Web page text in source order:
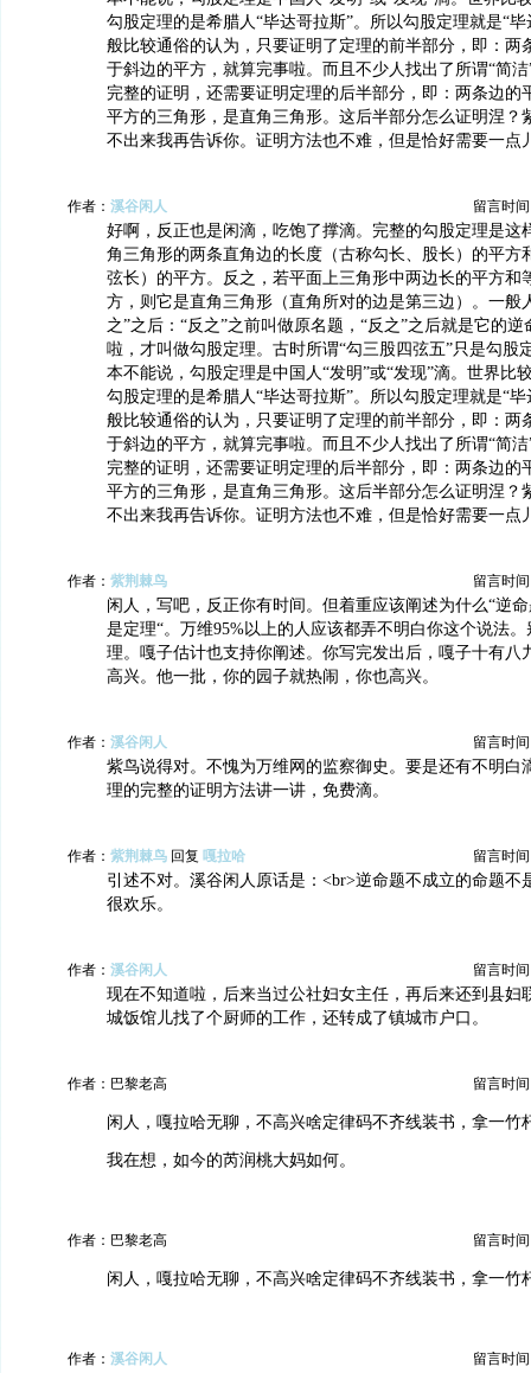
勾股定理的是希腊人“毕达哥拉斯”。所以勾股定理就是“
般比较通俗的认为，只要证明了定理的前半部分，即：两
于斜边的平方，就算完事啦。而且不少人找出了所谓“简
完整的证明，还需要证明定理的后半部分，即：两条边的
平方的三角形，是直角三角形。这后半部分怎么证明涅？
不出来我再告诉你。证明方法也不难，但是恰好需要一点
作者： 溪谷闲人 留言时间
好啊，反正也是闲滴，吃饱了撑滴。完整的勾股定理是这
角三角形的两条直角边的长度（古称勾长、股长）的平方
弦长）的平方。反之，若平面上三角形中两边长的平方和
方，则它是直角三角形（直角所对的边是第三边）。一般
之”之后：“反之”之前叫做原名题，“反之”之后就是它的
啦，才叫做勾股定理。古时所谓“勾三股四弦五”只是勾股
本不能说，勾股定理是中国人“发明”或“发现”滴。世界比
勾股定理的是希腊人“毕达哥拉斯”。所以勾股定理就是“
般比较通俗的认为，只要证明了定理的前半部分，即：两
于斜边的平方，就算完事啦。而且不少人找出了所谓“简
完整的证明，还需要证明定理的后半部分，即：两条边的
平方的三角形，是直角三角形。这后半部分怎么证明涅？
不出来我再告诉你。证明方法也不难，但是恰好需要一点
作者： 紫荆棘鸟 留言时间
闲人，写吧，反正你有时间。但着重应该阐述为什么“逆
是定理“。万维95%以上的人应该都弄不明白你这个说法
理。嘎子估计也支持你阐述。你写完发出后，嘎子十有八
高兴。他一批，你的园子就热闹，你也高兴。
作者： 溪谷闲人 留言时间
紫鸟说得对。不愧为万维网的监察御史。要是还有不明白
理的完整的证明方法讲一讲，免费滴。
作者： 紫荆棘鸟 回复 嘎拉哈 留言时间
引述不对。溪谷闲人原话是：<br>逆命题不成立的命题不
很欢乐。
作者： 溪谷闲人 留言时间
现在不知道啦，后来当过公社妇女主任，再后来还到县妇
城饭馆儿找了个厨师的工作，还转成了镇城市户口。
作者：巴黎老高 留言时间
闲人，嘎拉哈无聊，不高兴啥定律码不齐线装书，拿一竹
我在想，如今的芮润桃大妈如何。
作者：巴黎老高 留言时间
闲人，嘎拉哈无聊，不高兴啥定律码不齐线装书，拿一竹
作者： 溪谷闲人 留言时间